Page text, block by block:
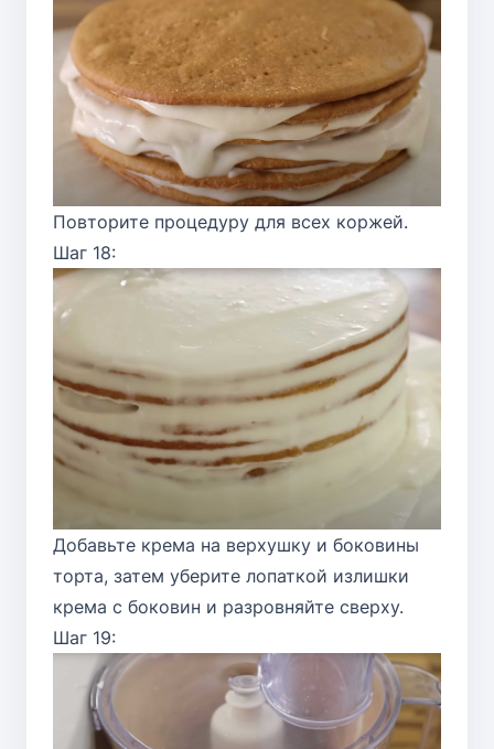
Повторите процедуру для всех коржей.
Шаг 18:
Добавьте крема на верхушку и боковины
торта, затем уберите лопаткой излишки
крема с боковин и разровняйте сверху.
Шаг 19: